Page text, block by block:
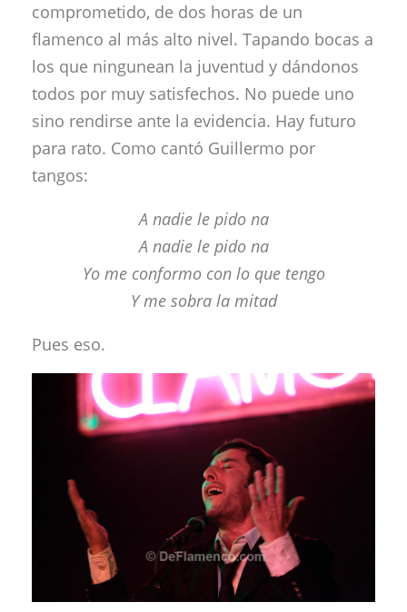
comprometido, de dos horas de un
flamenco al más alto nivel. Tapando bocas a
los que ningunean la juventud y dándonos
todos por muy satisfechos. No puede uno
sino rendirse ante la evidencia. Hay futuro
para rato. Como cantó Guillermo por
tangos:
A nadie le pido na
A nadie le pido na
Yo me conformo con lo que tengo
Y me sobra la mitad
Pues eso.